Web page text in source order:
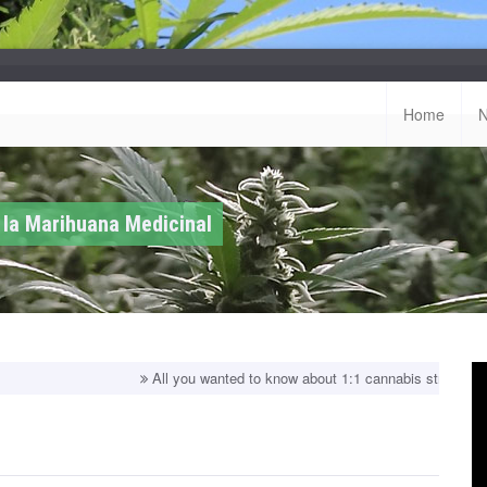
Home
Marihuana Medicinal
All you wanted to know about 1:1 cannabis strains! Top